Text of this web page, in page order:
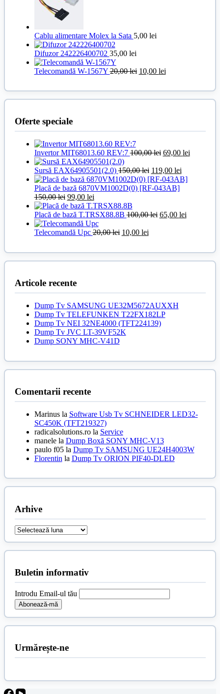
Cablu alimentare Molex la Sata 5,00 lei
Difuzor 242226400702 35,00 lei
Telecomandă W-1567Y20,00lei Prețul
fost:
10,00 leiPrețul
10,00 lei.
Oferte speciale
Invertor MIT68013.60 REV:7100,00lei Prețul
a
fost:
100,00 lei.
69,00 leiPrețul
Sursă EAX64905501(2.0)150,00lei Prețul
inițial
a
119,00 leiPrețul
curent
Placă de bază 6870VM1002D(0) [RF-043AB]
150,00lei Prețul
inițial
a
fost:
150,00 lei.
99,00 leiPrețul
curent
este:
99,00 lei.
Placă de bază T.TRSX88.8B100,00lei Prețul
65,00 leiPrețul
Telecomandă Upc20,00lei Prețul
fost:
10,00 leiPrețul
10,00 lei.
Articole recente
Dump Tv SAMSUNG UE32M5672AUXXH
Dump Tv TELEFUNKEN T22FX182LP
Dump Tv NEI 32NE4000 (TFT224139)
Dump Tv JVC LT-39VF52K
Dump SONY MHC-V41D
Comentarii recente
Marinusla Software Usb Tv SCHNEIDER LED32-
SC450K (TFT219327)
radicalsolutions.rola Service
manelela Dump Boxă SONY MHC-V13
paulo f05la Dump Tv SAMSUNG UE24H4003W
Florentin la Dump Tv ORION PIF40-DLED
Arhive
Arhive
Buletin informativ
Introdu Email-ul tău
Urmărește-ne